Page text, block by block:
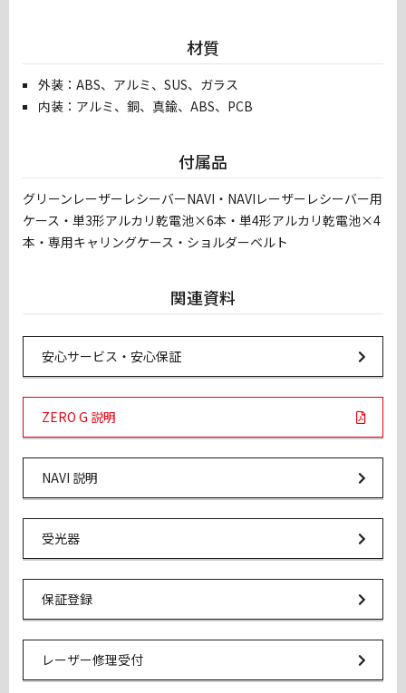
材質
外装：ABS、アルミ、SUS、ガラス
内装：アルミ、銅、真鍮、ABS、PCB
付属品
グリーンレーザーレシーバーNAVI・NAVIレーザーレシーバー用
ケース・単3形アルカリ乾電池×6本・単4形アルカリ乾電池×4
本・専用キャリングケース・ショルダーベルト
関連資料
安心サービス・安心保証Url Link
ZERO G 説明
NAVI 説明
受光器Url Link
保証登録Url Link
レーザー修理受付Url Link